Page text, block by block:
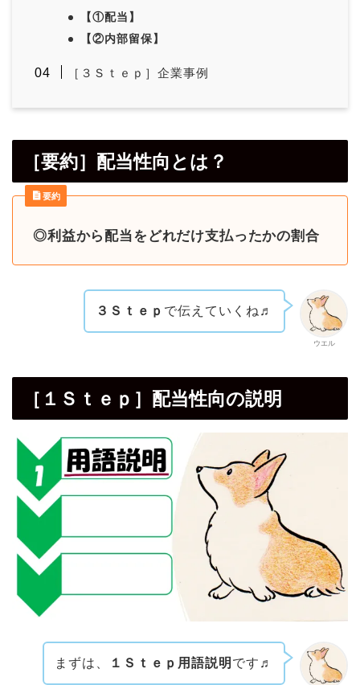
【①配当】
【②内部留保】
［３Ｓｔｅｐ］企業事例
［要約］配当性向とは？
要約
◎利益から配当をどれだけ支払ったかの割合
ウエル
３Ｓｔｅｐ で伝えていくね♬
［１Ｓｔｅｐ］配当性向の説明
まずは、 １Ｓｔｅｐ用語説明 です♬